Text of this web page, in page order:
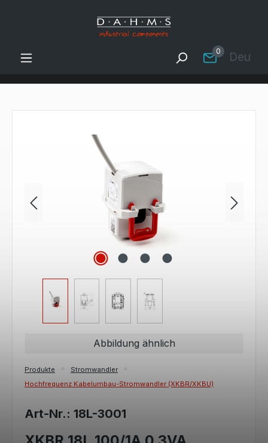
Zum Hauptinhalt springen
0
Bildergalerie überspringen
Abbildung ähnlich
Produkte
Stromwandler
Hochfrequenz Kabelumbau-Stromwandler (XKBR/XKBU)
Art-Nr.: 18L-3001